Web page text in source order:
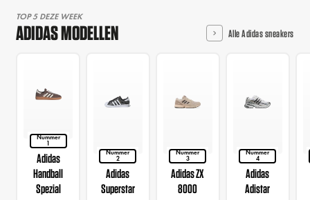
TOP 5 DEZE WEEK
ADIDAS MODELLEN Alle Adidas sneakers
Nummer
1
Adidas
Handball
Spezial
Nummer
2
Adidas
Superstar
Nummer
3
Adidas ZX
8000
Nummer
4
Adidas
Adistar